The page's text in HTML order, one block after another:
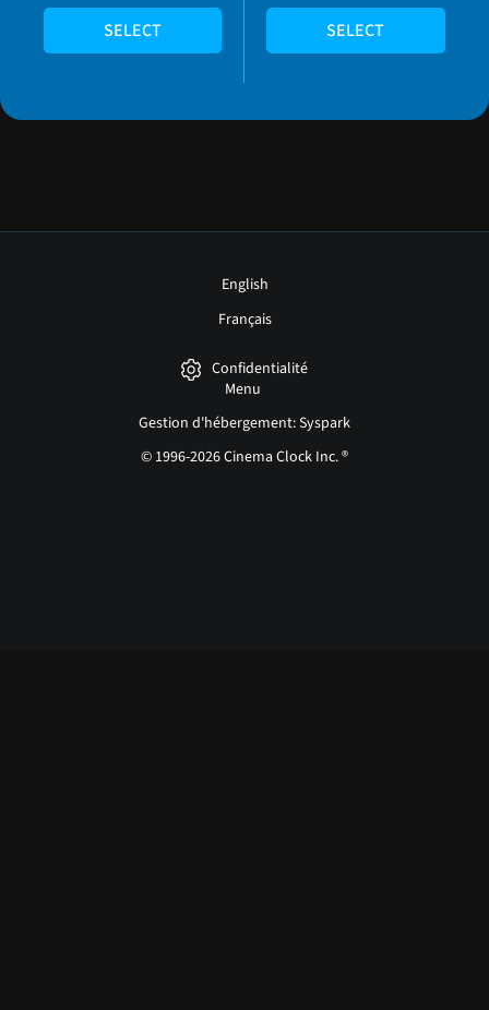
SELECT SELECT
English
Français
Confidentialité
Menu
Gestion d'hébergement: Syspark
© 1996-2026 Cinema Clock Inc. ®